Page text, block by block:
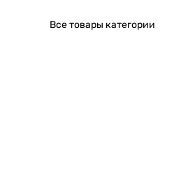
Все товары категории